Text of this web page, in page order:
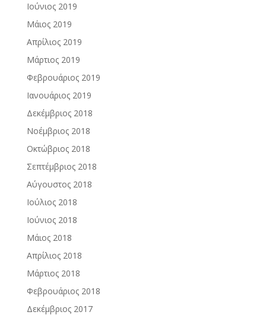
Ιούνιος 2019
Μάιος 2019
Απρίλιος 2019
Μάρτιος 2019
Φεβρουάριος 2019
Ιανουάριος 2019
Δεκέμβριος 2018
Νοέμβριος 2018
Οκτώβριος 2018
Σεπτέμβριος 2018
Αύγουστος 2018
Ιούλιος 2018
Ιούνιος 2018
Μάιος 2018
Απρίλιος 2018
Μάρτιος 2018
Φεβρουάριος 2018
Δεκέμβριος 2017